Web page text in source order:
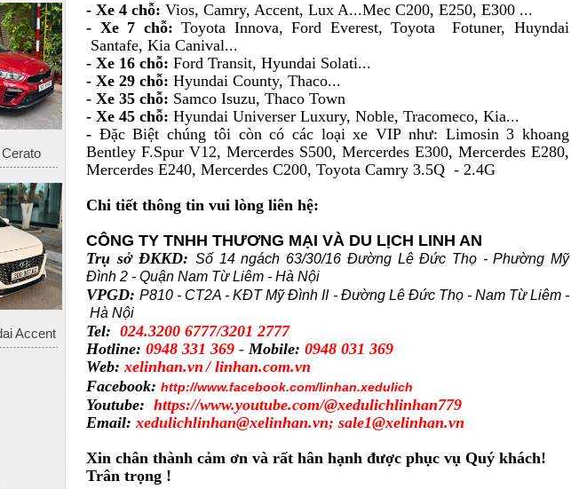
Accent
- Xe 4 chỗ: Vios, Camry, Accent, Lux A...Mec C200, E250, E300 ...
- Xe 7 chỗ:Toyota Innova, Ford Everest, Toyota Fotuner, Huyndai
Santafe, Kia Canival...
- Xe 16 chỗ: Ford Transit, Hyundai Solati...
- Xe 29 chỗ: Hyundai County, Thaco...
- Xe 35 chỗ: Samco Isuzu, Thaco Town
- Xe 45 chỗ: Hyundai Universer Luxury, Noble, Tracomeco, Kia...
- Đặc Biệt chúng tôi còn có các loại xe VIP như: Limosin 3 khoang
Bentley F.Spur V12, Mercerdes S500, Mercerdes E300, Mercerdes E280,
Mercerdes E240, Mercerdes C200, Toyota Camry 3.5Q - 2.4G
Chi tiết thông tin vui lòng liên hệ:
CÔNG TY TNHH THƯƠNG MẠI VÀ DU LỊCH LINH AN
Trụ sở ĐKKD:Số 14 ngách 63/30/16 Đường Lê Đức Thọ - Phường Mỹ
Đình 2 - Quận Nam Từ Liêm - Hà Nội
VPGD:P810 - CT2A - KĐT Mỹ Đình II - Đường Lê Đức Thọ - Nam Từ Liêm -
Hà Nội
Tel: 024.3200 6777/3201 2777
Hotline: 0948 331 369 -Mobile: 0948 031 369
Web:xelinhan.vn /linhan.com.vn
Facebook: http://www.facebook.com/linhan.xedulich
Youtube: https://www.youtube.com/@xedulichlinhan779
Email:xedulichlinhan@xelinhan.vn; sale1@xelinhan.vn
Xin chân thành cảm ơn và rất hân hạnh được phục vụ Quý khách!
Trân trọng !